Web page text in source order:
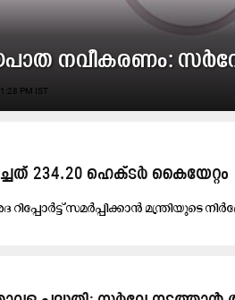
നവീകരണം:
PM IST
234.20 ഹെക്ടർ കൈയേറ്റം
റി​പ്പോ​ര്‍ട്ട് സ​മ​ര്‍പ്പി​ക്കാ​ന്‍ മ​ന്ത്രി​യു​ടെ